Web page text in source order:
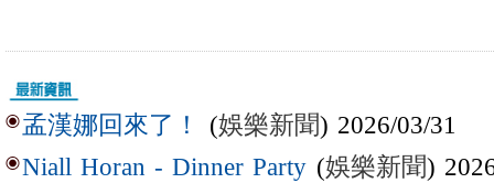
孟漢娜回來了！ (娛樂新聞) 2026/03/31
Niall Horan - Dinner Party (娛樂新聞)